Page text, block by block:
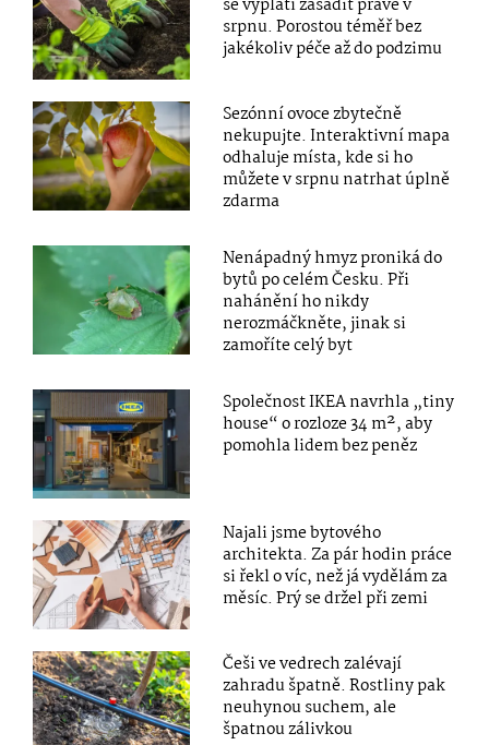
se vyplatí zasadit právě v
srpnu. Porostou téměř bez
jakékoliv péče až do podzimu
Sezónní ovoce zbytečně
nekupujte. Interaktivní mapa
odhaluje místa, kde si ho
můžete v srpnu natrhat úplně
zdarma
Nenápadný hmyz proniká do
bytů po celém Česku. Při
nahánění ho nikdy
nerozmáčkněte, jinak si
zamoříte celý byt
Společnost IKEA navrhla „tiny
house“ o rozloze 34 m², aby
pomohla lidem bez peněz
Najali jsme bytového
architekta. Za pár hodin práce
si řekl o víc, než já vydělám za
měsíc. Prý se držel při zemi
Češi ve vedrech zalévají
zahradu špatně. Rostliny pak
neuhynou suchem, ale
špatnou zálivkou